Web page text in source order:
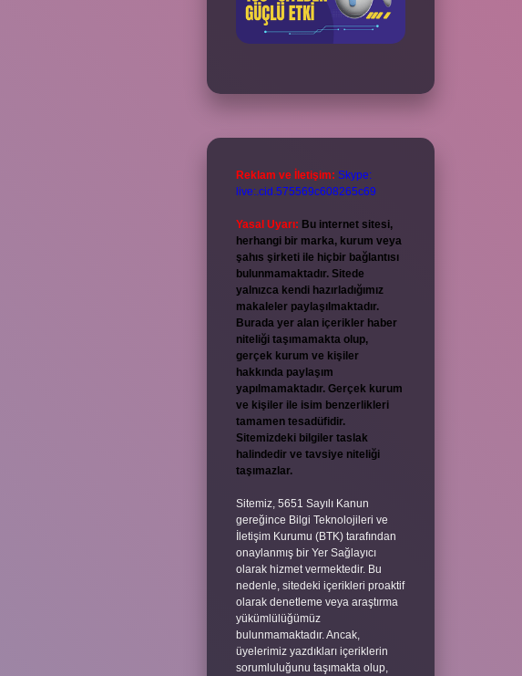
Reklam ve İletişim: Skype:
live:.cid.575569c608265c69
Yasal Uyarı: Bu internet sitesi,
herhangi bir marka, kurum veya
şahıs şirketi ile hiçbir bağlantısı
bulunmamaktadır. Sitede
yalnızca kendi hazırladığımız
makaleler paylaşılmaktadır.
Burada yer alan içerikler haber
niteliği taşımamakta olup,
gerçek kurum ve kişiler
hakkında paylaşım
yapılmamaktadır. Gerçek kurum
ve kişiler ile isim benzerlikleri
tamamen tesadüfidir.
Sitemizdeki bilgiler taslak
halindedir ve tavsiye niteliği
taşımazlar.
Sitemiz, 5651 Sayılı Kanun
gereğince Bilgi Teknolojileri ve
İletişim Kurumu (BTK) tarafından
onaylanmış bir Yer Sağlayıcı
olarak hizmet vermektedir. Bu
nedenle, sitedeki içerikleri proaktif
olarak denetleme veya araştırma
yükümlülüğümüz
bulunmamaktadır. Ancak,
üyelerimiz yazdıkları içeriklerin
sorumluluğunu taşımakta olup,